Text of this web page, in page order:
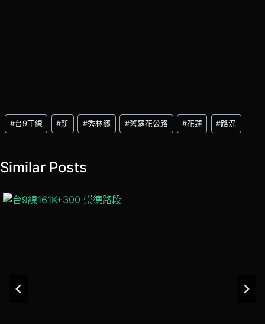
Post
Tags:
#台9丁線 #新 #秀林鄉 #舊蘇花公路 #花蓮 #路況
Similar Posts